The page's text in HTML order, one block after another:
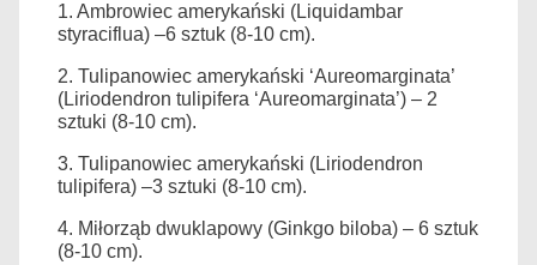
1. Ambrowiec amerykański (Liquidambar
styraciflua) –6 sztuk (8-10 cm).
2. Tulipanowiec amerykański ‘Aureomarginata’
(Liriodendron tulipifera ‘Aureomarginata’) – 2
sztuki (8-10 cm).
3. Tulipanowiec amerykański (Liriodendron
tulipifera) –3 sztuki (8-10 cm).
4. Miłorząb dwuklapowy (Ginkgo biloba) – 6 sztuk
(8-10 cm).